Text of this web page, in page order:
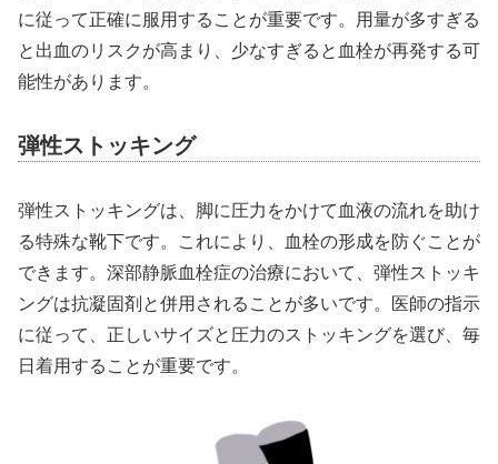
に従って正確に服用することが重要です。用量が多すぎる
と出血のリスクが高まり、少なすぎると血栓が再発する可
能性があります。
弾性ストッキング
弾性ストッキングは、脚に圧力をかけて血液の流れを助け
る特殊な靴下です。これにより、血栓の形成を防ぐことが
できます。深部静脈血栓症の治療において、弾性ストッキ
ングは抗凝固剤と併用されることが多いです。医師の指示
に従って、正しいサイズと圧力のストッキングを選び、毎
日着用することが重要です。